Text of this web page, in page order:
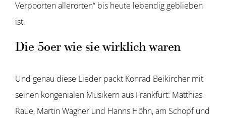
Verpoorten allerorten“ bis heute lebendig geblieben
ist.
Die 5oer wie sie wirklich waren
Und genau diese Lieder packt Konrad Beikircher mit
seinen kongenialen Musikern aus Frankfurt: Matthias
Raue, Martin Wagner und Hanns Höhn, am Schopf und